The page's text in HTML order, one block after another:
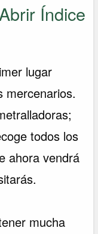
Abrir Índice
lugar
mercenarios.
todos los
ahora vendrá
mucha